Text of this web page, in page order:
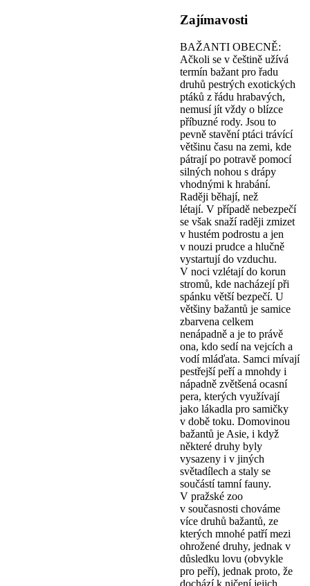
Zajímavosti
BAŽANTI OBECNĚ:
Ačkoli se v češtině užívá
termín bažant pro řadu
druhů pestrých exotických
ptáků z řádu hrabavých,
nemusí jít vždy o blízce
příbuzné rody. Jsou to
pevně stavění ptáci trávící
většinu času na zemi, kde
pátrají po potravě pomocí
silných nohou s drápy
vhodnými k hrabání.
Raději běhají, než
létají. V případě nebezpečí
se však snaží raději zmizet
v hustém podrostu a jen
v nouzi prudce a hlučně
vystartují do vzduchu.
V noci vzlétají do korun
stromů, kde nacházejí při
spánku větší bezpečí. U
většiny bažantů je samice
zbarvena celkem
nenápadně a je to právě
ona, kdo sedí na vejcích a
vodí mláďata. Samci mívají
pestřejší peří a mnohdy i
nápadně zvětšená ocasní
pera, kterých využívají
jako lákadla pro samičky
v době toku. Domovinou
bažantů je Asie, i když
některé druhy byly
vysazeny i v jiných
světadílech a staly se
součástí tamní fauny.
V pražské zoo
v současnosti chováme
více druhů bažantů, ze
kterých mnohé patří mezi
ohrožené druhy, jednak v
důsledku lovu (obvykle
pro peří), jednak proto, že
dochází k ničení jejich